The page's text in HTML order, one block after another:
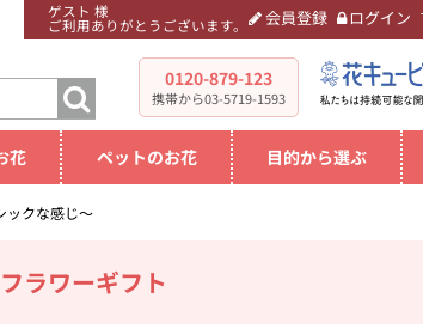
ゲスト 様
ご利用ありがとうございます。 会員登録 ログイン
0120-879-123
携帯から03-5719-1593
花 ペットのお花 目的から選ぶ
ックな感じ～
ラワーギフト